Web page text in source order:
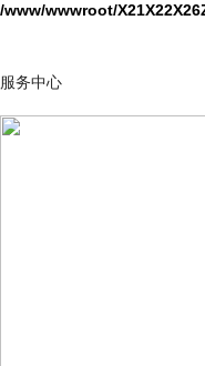
/www/wwwroot/
服务中心